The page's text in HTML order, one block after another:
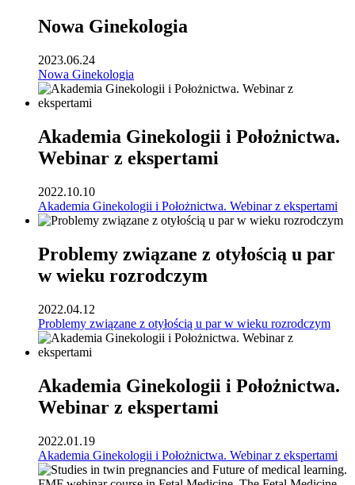
Nowa Ginekologia
2023.06.24
Nowa Ginekologia
Akademia Ginekologii i Położnictwa.
Webinar z ekspertami
2022.10.10
Akademia Ginekologii i Położnictwa. Webinar z ekspertami
Problemy związane z otyłością u par
w wieku rozrodczym
2022.04.12
Problemy związane z otyłością u par w wieku rozrodczym
Akademia Ginekologii i Położnictwa.
Webinar z ekspertami
2022.01.19
Akademia Ginekologii i Położnictwa. Webinar z ekspertami